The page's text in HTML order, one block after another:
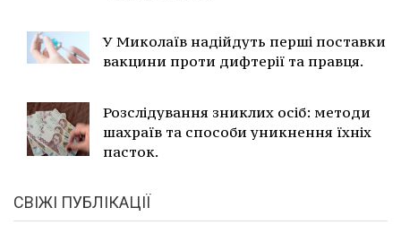
У Миколаїв надійдуть перші поставки
вакцини проти дифтерії та правця.
Розслідування зниклих осіб: методи
шахраїв та способи уникнення їхніх
пасток.
СВІЖІ ПУБЛІКАЦІЇ